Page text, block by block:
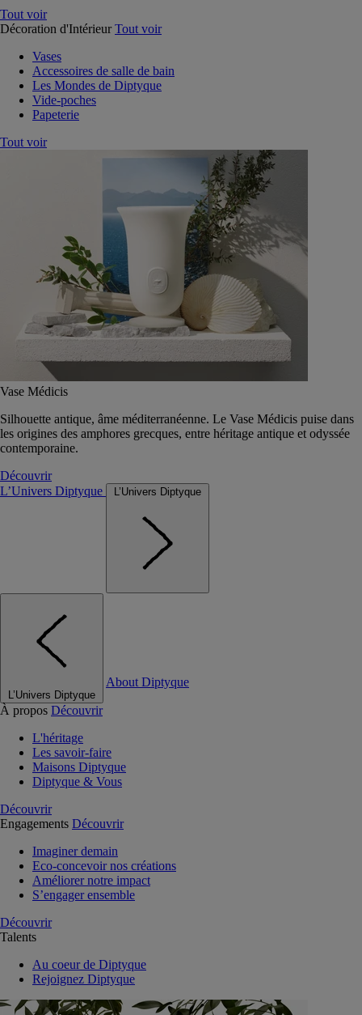
Tout voir
Décoration d'Intérieur Tout voir
Vases
Accessoires de salle de bain
Les Mondes de Diptyque
Vide-poches
Papeterie
Tout voir
Vase Médicis
Silhouette antique, âme méditerranéenne. Le Vase Médicis puise dans
les origines des amphores grecques, entre héritage antique et odyssée
contemporaine.
Découvrir
L’Univers Diptyque
L’Univers Diptyque
L’Univers Diptyque
About Diptyque
À propos Découvrir
L'héritage
Les savoir-faire
Maisons Diptyque
Diptyque & Vous
Découvrir
Engagements Découvrir
Imaginer demain
Eco-concevoir nos créations
Améliorer notre impact
S’engager ensemble
Découvrir
Talents
Au coeur de Diptyque
Rejoignez Diptyque